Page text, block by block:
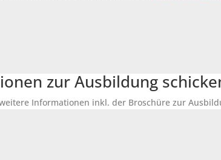
zur Ausbildung
Informationen inkl. der Broschüre zur